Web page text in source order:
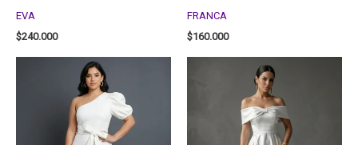
EVA
$240.000
FRANCA
$160.000